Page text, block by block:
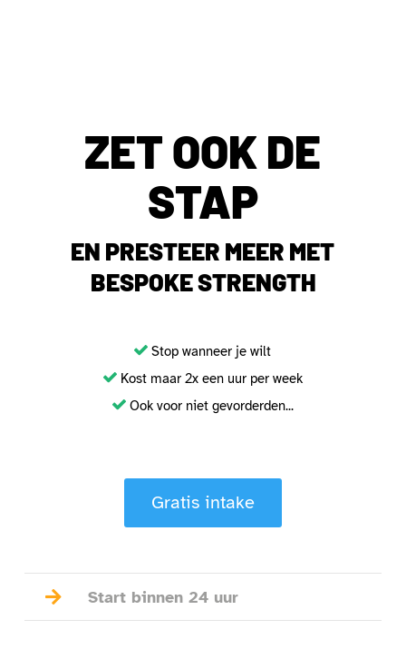
ZET OOK DE
STAP
EN PRESTEER MEER MET
BESPOKE STRENGTH
Stop wanneer je wilt
Kost maar 2x een uur per week
Ook voor niet gevorderden...
Gratis intake
 Start binnen 24 uur